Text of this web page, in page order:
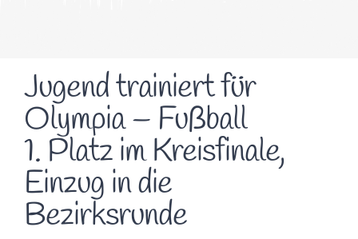
Jugend trainiert für
Olympia – Fußball
1. Platz im Kreisfinale,
Einzug in die
Bezirksrunde